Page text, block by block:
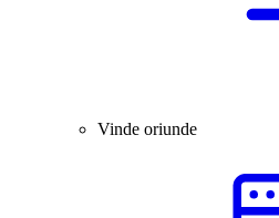
Vinde oriunde